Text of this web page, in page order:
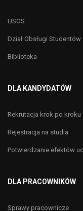
USOS
Dział Obsługi Studentów
Biblioteka
DLA KANDYDATÓW
Rekrutacja krok po kroku
Rejestracja na studia
Potwierdzanie efektów
DLA PRACOWNIKÓW
Sprawy pracownicze